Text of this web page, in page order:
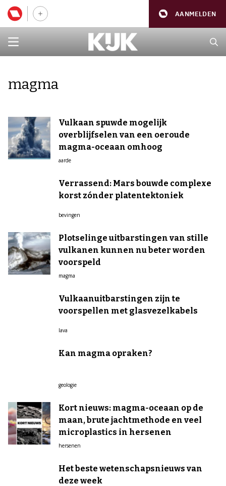
AANMELDEN
magma
Vulkaan spuwde mogelijk
overblijfselen van een oeroude
magma-oceaan omhoog
aarde
Verrassend: Mars bouwde complexe
korst zónder platentektoniek
bevingen
Plotselinge uitbarstingen van stille
vulkanen kunnen nu beter worden
voorspeld
magma
Vulkaanuitbarstingen zijn te
voorspellen met glasvezelkabels
lava
Kan magma opraken?
geologie
Kort nieuws: magma-oceaan op de
maan, brute jachtmethode en veel
microplastics in hersenen
hersenen
Het beste wetenschapsnieuws van
deze week